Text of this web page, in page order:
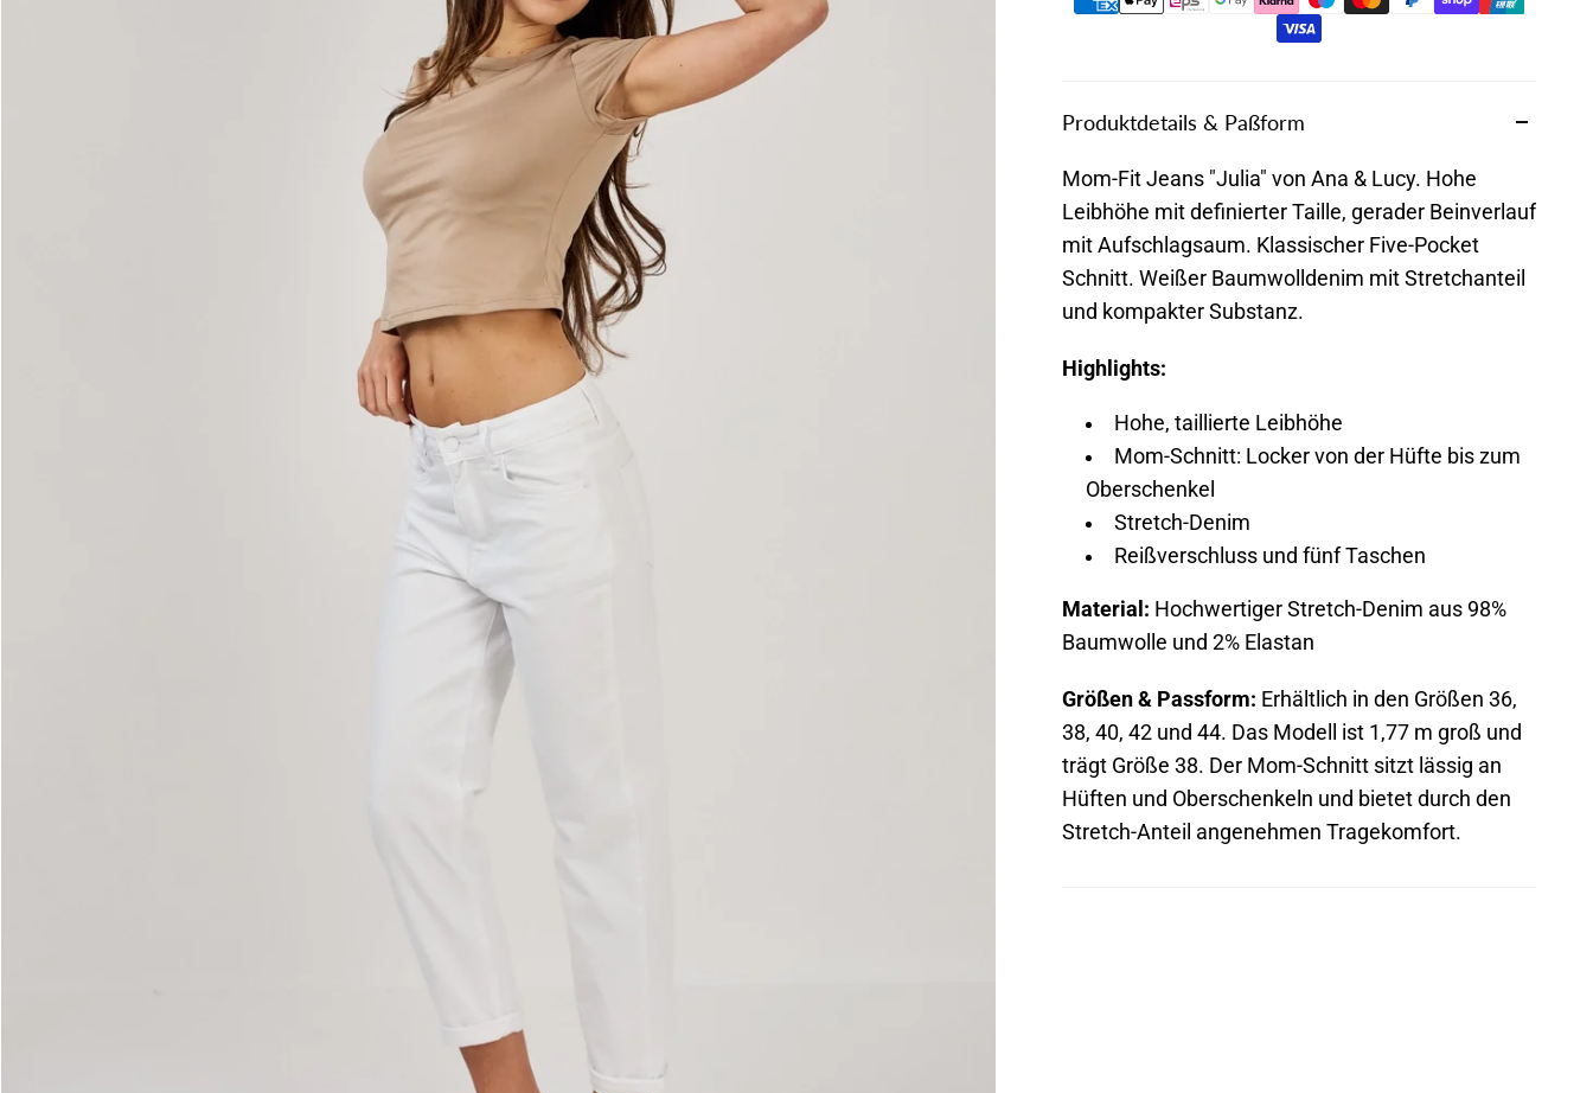
Produktdetails & Paßform
Mom-Fit Jeans "Julia" von Ana & Lucy. Hohe
Leibhöhe mit definierter Taille, gerader Beinverlauf
mit Aufschlagsaum. Klassischer Five-Pocket
Schnitt. Weißer Baumwolldenim mit Stretchanteil
und kompakter Substanz.
Highlights:
Hohe, taillierte Leibhöhe
Mom-Schnitt: Locker von der Hüfte bis zum
Oberschenkel
Stretch-Denim
Reißverschluss und fünf Taschen
Material: Hochwertiger Stretch-Denim aus 98%
Baumwolle und 2% Elastan
Größen & Passform: Erhältlich in den Größen 36,
38, 40, 42 und 44. Das Modell ist 1,77 m groß und
trägt Größe 38. Der Mom-Schnitt sitzt lässig an
Hüften und Oberschenkeln und bietet durch den
Stretch-Anteil angenehmen Tragekomfort.